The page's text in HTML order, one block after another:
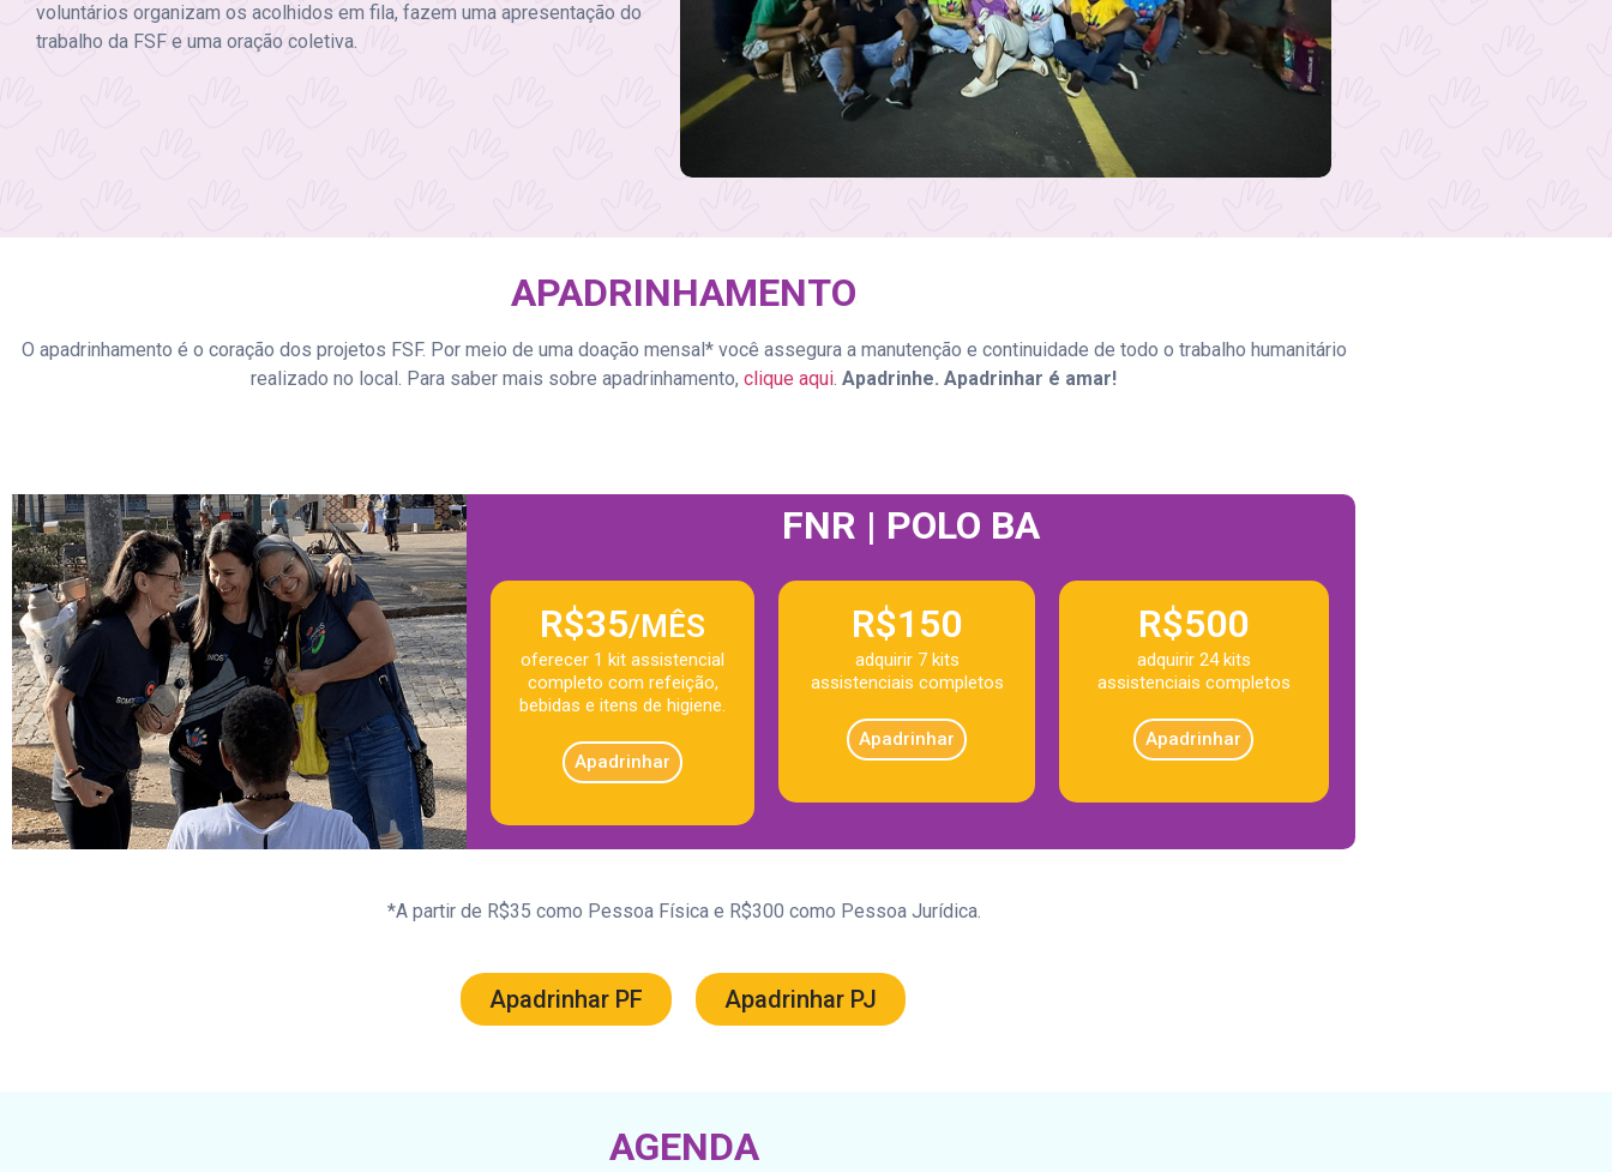
voluntários organizam os acolhidos em fila, fazem uma apresentação do
trabalho da FSF e uma oração coletiva.
APADRINHAMENTO
O apadrinhamento é o coração dos projetos FSF. Por meio de uma doação mensal* você assegura a manutenção e continuidade de todo o trabalho humanitário
realizado no local. Para saber mais sobre apadrinhamento, clique aqui Apadrinhe. Apadrinhar é amar!
FNR | POLO BA
R$35/MÊS
oferecer 1 kit assistencial
completo com refeição,
bebidas e itens de higiene.
Apadrinhar
R$150
adquirir 7 kits
assistenciais completos
Apadrinhar
R$500
adquirir 24 kits
assistenciais completos
Apadrinhar
*A partir de R$35 como Pessoa Física e R$300 como Pessoa Jurídica.
Apadrinhar PF Apadrinhar PJ
AGENDA